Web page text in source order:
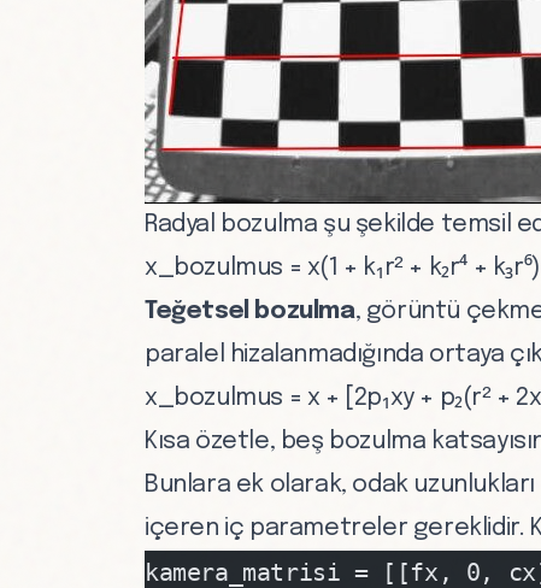
Radyal bozulma şu şekilde temsil
x_bozulmus = x(1 + k₁r² + k₂r⁴ +
Teğetsel bozulma, görüntü
paralel hizalanmadığında ortaya
x_bozulmus = x + [2p₁xy + p₂(r² +
Kısa özetle, beş bozulma
Bunlara ek olarak, odak
içeren iç parametreler gereklidir.
kamera_matrisi = [[fx, 0,